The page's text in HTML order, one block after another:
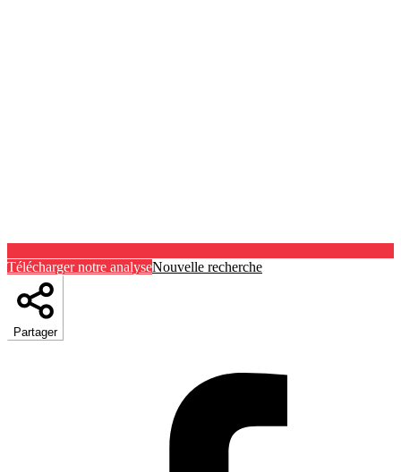
Télécharger notre analyseNouvelle recherche
Partager